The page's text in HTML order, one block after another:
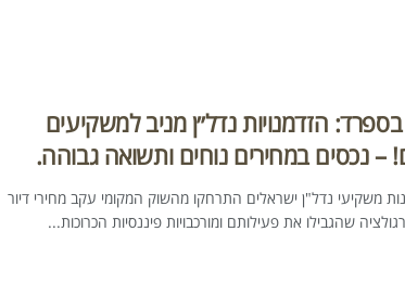
הזדמנויות נדל״ן מניב למשקיעים
– נכסים במחירים נוחים ותשואה גבוהה.
משקיעי נדל"ן ישראלים התרחקו מהשוק המקומי עקב מחירי דיור
שהגבילו את פעילותם ומורכבויות פיננסיות הכרוכות...